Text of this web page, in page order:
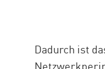
Dadurch ist